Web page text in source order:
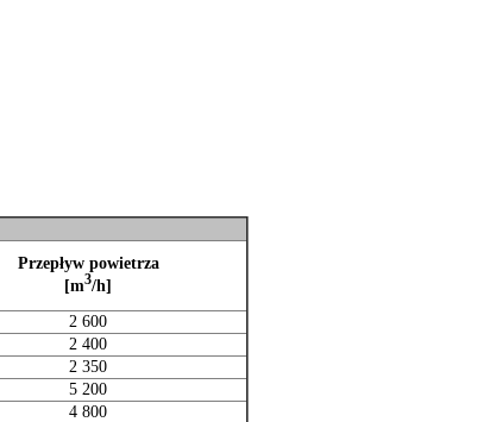
Przepływ powietrza
[m3/h]
2 600
2 400
2 350
5 200
4 800